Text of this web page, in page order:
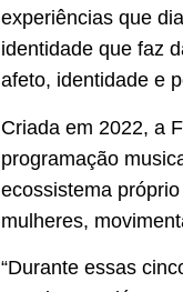
experiências que
identidade que faz
afeto, identidade e
Criada em 2022, a
programação
ecossistema
mulheres,
“Durante essas